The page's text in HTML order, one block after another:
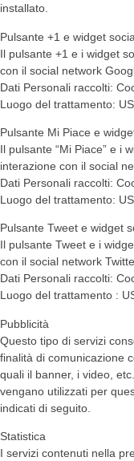
installato.
Pulsante +1 e widget
Il pulsante +1 e i widget
con il social network
Dati Personali raccolti:
Luogo del trattamento:
Pulsante Mi Piace e
Il pulsante “Mi Piace” e i
interazione con il social
Dati Personali raccolti:
Luogo del trattamento:
Pulsante Tweet e widget
Il pulsante Tweet e i
con il social network
Dati Personali raccolti:
Luogo del trattamento :
Pubblicità
Questo tipo di servizi
finalità di comunicazione
quali il banner, i video,
vengano utilizzati per
indicati di seguito.
Statistica
I servizi contenuti nella